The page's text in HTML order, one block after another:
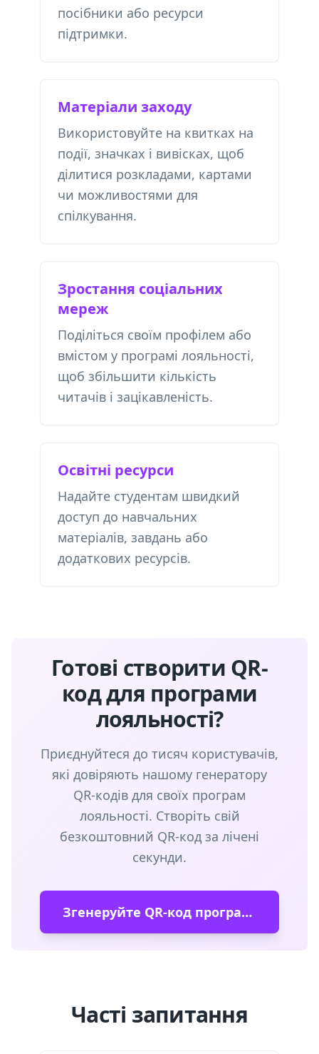
посібники або ресурси
підтримки.
Матеріали заходу
Використовуйте на квитках на
події, значках і вивісках, щоб
ділитися розкладами, картами
чи можливостями для
спілкування.
Зростання соціальних
мереж
Поділіться своїм профілем або
вмістом у програмі лояльності,
щоб збільшити кількість
читачів і зацікавленість.
Освітні ресурси
Надайте студентам швидкий
доступ до навчальних
матеріалів, завдань або
додаткових ресурсів.
Готові створити QR-
код для програми
лояльності?
Приєднуйтеся до тисяч користувачів,
які довіряють нашому генератору
QR-кодів для своїх програм
лояльності. Створіть свій
безкоштовний QR-код за лічені
секунди.
Згенеруйте QR-код програми лояльності
Часті запитання